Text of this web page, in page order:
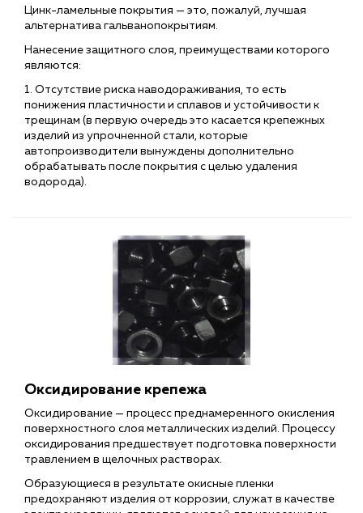
Цинк-ламельные покрытия — это, пожалуй, лучшая
альтернатива гальванопокрытиям.
Нанесение защитного слоя, преимуществами которого
являются:
1. Отсутствие риска наводораживания, то есть
понижения пластичности и сплавов и устойчивости к
трещинам (в первую очередь это касается крепежных
изделий из упрочненной стали, которые
автопроизводители вынуждены дополнительно
обрабатывать после покрытия с целью удаления
водорода).
Оксидирование крепежа
Оксидирование — процесс преднамеренного окисления
поверхностного слоя металлических изделий. Процессу
оксидирования предшествует подготовка поверхности
травлением в щелочных растворах.
Образующиеся в результате окисные пленки
предохраняют изделия от коррозии, служат в качестве